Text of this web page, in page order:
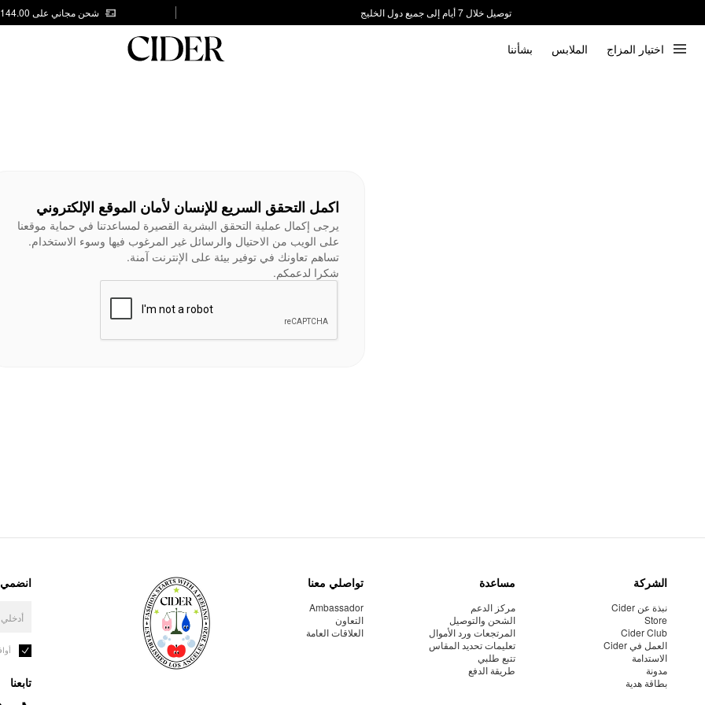
توصيل خلال 7 أيام إلى جميع دول الخليج
شحن مجاني على AED 144.00
اختيار المزاج الملابس بشأننا
اكمل التحقق السريع للإنسان لأمان الموقع الإلكتروني
يرجى إكمال عملية التحقق البشرية القصيرة لمساعدتنا في حماية موقعنا
على الويب من الاحتيال والرسائل غير المرغوب فيها وسوء الاستخدام.
تساهم تعاونك في توفير بيئة على الإنترنت آمنة.
شكرا لدعمكم.
الشركة
نبذة عن Cider
Store
Cider Club
العمل في Cider
الاستدامة
مدونة
بطاقة هدية
مساعدة
مركز الدعم
الشحن والتوصيل
المرتجعات ورد الأموال
تعليمات تحديد المقاس
تتبع طلبي
طريقة الدفع
تواصلي معنا
Ambassador
التعاون
العلاقات العامة
انضمي
تابعنا